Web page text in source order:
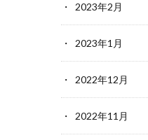
2023年2月
2023年1月
2022年12月
2022年11月